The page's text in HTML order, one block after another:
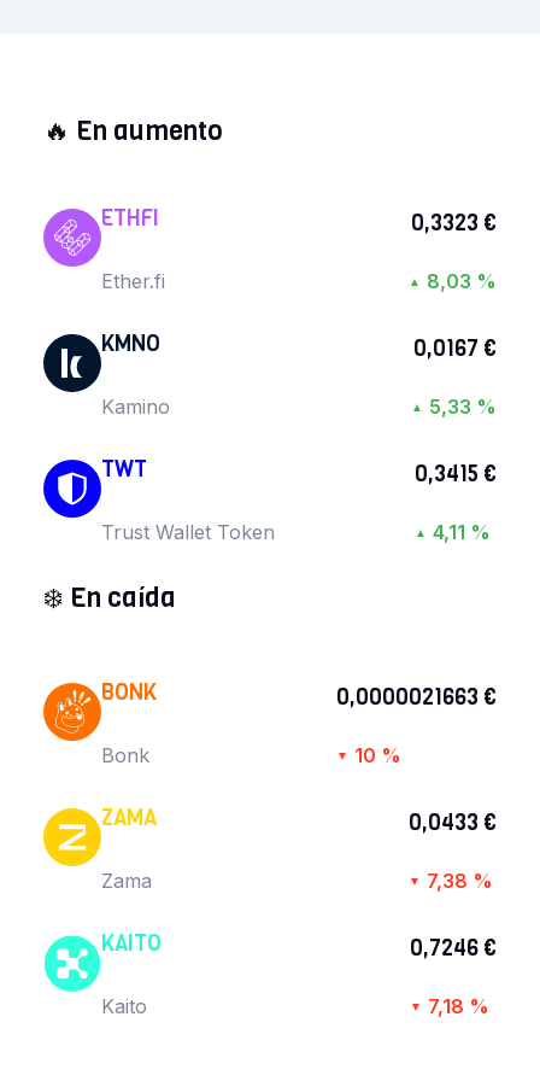
🔥 En aumento
ETHFI
Ether.fi
0,3323 €
▲ 8,03 %
KMNO
Kamino
0,0167 €
▲ 5,33 %
TWT
Trust Wallet Token
0,3415 €
▲ 4,11 %
❄️ En caída
BONK
Bonk
0,0000021663 €
▼ 10 %
ZAMA
Zama
0,0433 €
▼ 7,38 %
KAITO
Kaito
0,7246 €
▼ 7,18 %